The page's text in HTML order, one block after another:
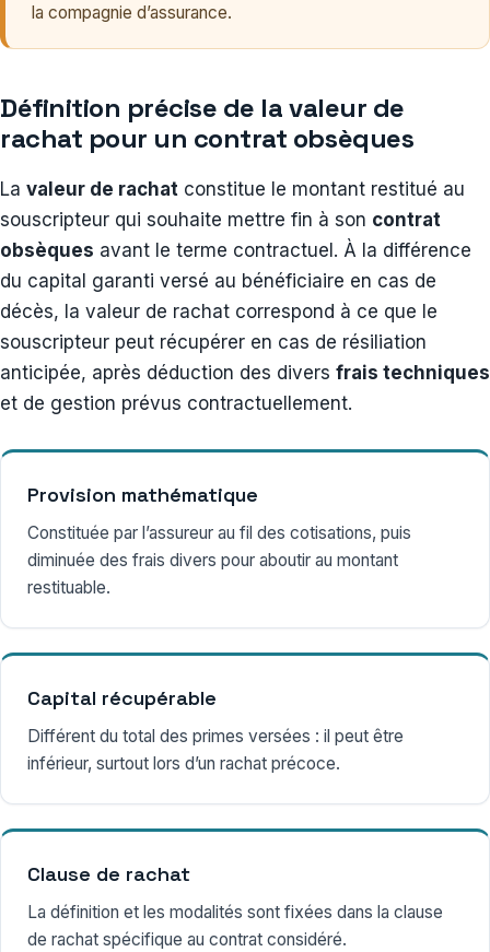
la compagnie d’assurance.
Définition précise de la valeur de
rachat pour un contrat obsèques
La valeur de rachat constitue le montant restitué au
souscripteur qui souhaite mettre fin à son contrat
obsèques avant le terme contractuel. À la différence
du capital garanti versé au bénéficiaire en cas de
décès, la valeur de rachat correspond à ce que le
souscripteur peut récupérer en cas de résiliation
anticipée, après déduction des divers frais techniques
et de gestion prévus contractuellement.
Provision mathématique
Constituée par l’assureur au fil des cotisations, puis
diminuée des frais divers pour aboutir au montant
restituable.
Capital récupérable
Différent du total des primes versées : il peut être
inférieur, surtout lors d’un rachat précoce.
Clause de rachat
La définition et les modalités sont fixées dans la clause
de rachat spécifique au contrat considéré.